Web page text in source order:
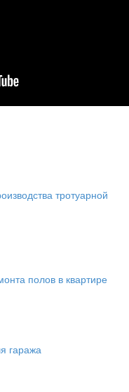
тротуарной
полов в квартире
гаража